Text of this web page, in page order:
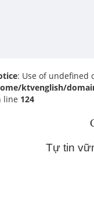
: Use of undefined
ktvenglish/
line 124
Tự tin